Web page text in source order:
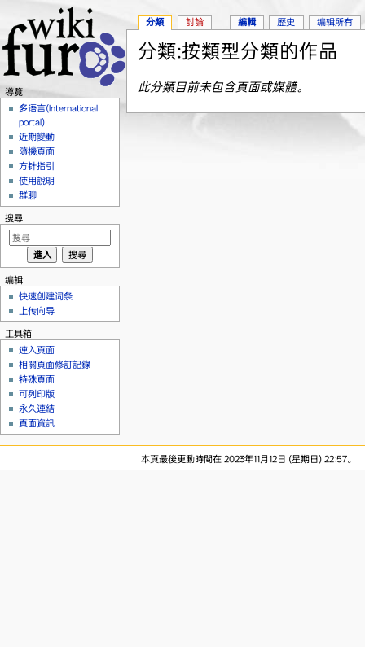
分類:按類型分類的作品
此分類目前未包含頁面或媒體。
分類 討論 編輯 歷史 编辑所有
導覽
多语言(International
portal)
近期變動
隨機頁面
方针指引
使用說明
群聊
搜尋
编辑
快速创建词条
上传向导
工具箱
連入頁面
相關頁面修訂記錄
特殊頁面
可列印版
永久連結
頁面資訊
本頁最後更動時間在 2023年11月12日 (星期日) 22:57。